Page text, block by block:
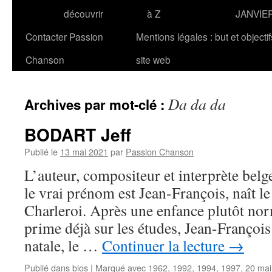
découvrir
à Z
Contacter Passion
Chanson
Mentions légales : but et
site web
Archives par mot-clé : Da da da
BODART Jeff
Publié le 13 mai 2021 par Passion Chanson
L’auteur, compositeur et interprète
le vrai prénom est Jean-François, naît
Charleroi. Après une enfance plutôt
prime déjà sur les études, Jean-
natale, le … Continuer la lecture →
Publié dansbios | Marqué avec 1962, 1992, 1994, 1997, 20 mai